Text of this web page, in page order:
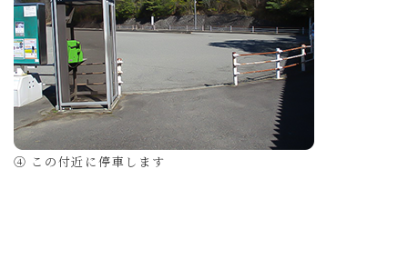
④ この付近に停車します